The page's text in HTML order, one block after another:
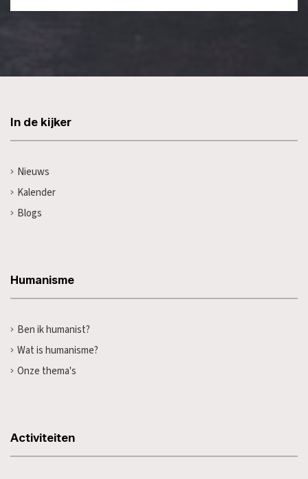
In de kijker
Nieuws
Kalender
Blogs
Humanisme
Ben ik humanist?
Wat is humanisme?
Onze thema's
Activiteiten